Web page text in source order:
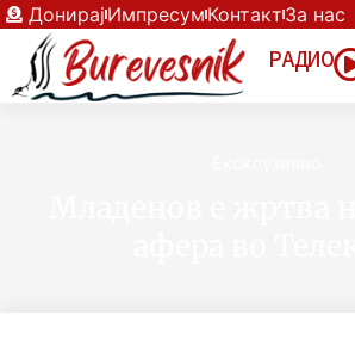
ДонирајИмпресумКонтактЗа нас
РАДИО